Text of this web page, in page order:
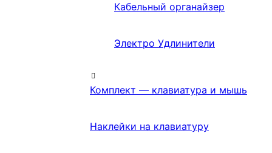
Кабельный органайзер
Электро Удлинители
Комплект — клавиатура и мышь
Наклейки на клавиатуру